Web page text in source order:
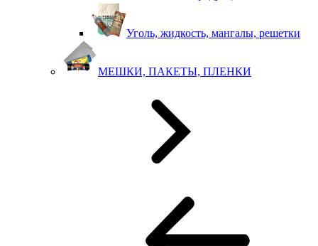
Уголь, жидкость, мангалы, решетки
МЕШКИ, ПАКЕТЫ, ПЛЕНКИ